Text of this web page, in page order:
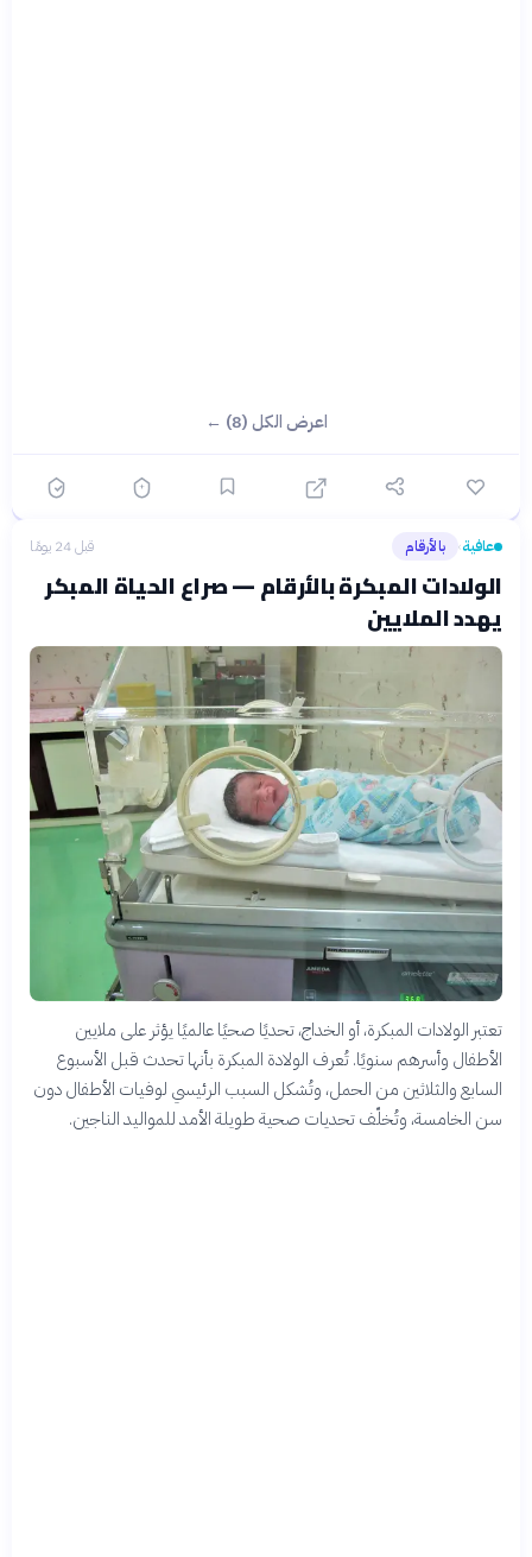
اعرض الكل (8) ←
عافية› بالأرقام قبل 24 يومًا
الولادات المبكرة بالأرقام — صراع الحياة المبكر
يهدد الملايين
تعتبر الولادات المبكرة، أو الخداج، تحديًا صحيًا عالميًا يؤثر على ملايين
الأطفال وأسرهم سنويًا. تُعرف الولادة المبكرة بأنها تحدث قبل الأسبوع
السابع والثلاثين من الحمل، وتُشكل السبب الرئيسي لوفيات الأطفال دون
سن الخامسة، وتُخلّف تحديات صحية طويلة الأمد للمواليد الناجين.